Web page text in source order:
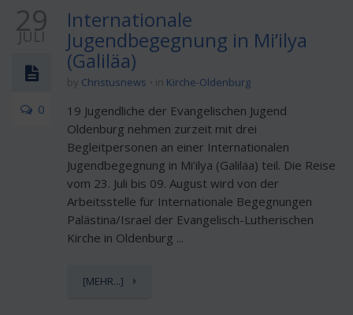
29
JULI
0
Internationale
Jugendbegegnung in Mi’ilya
(Galiläa)
by Christusnews in Kirche-Oldenburg
19 Jugendliche der Evangelischen Jugend
Oldenburg nehmen zurzeit mit drei
Begleitpersonen an einer Internationalen
Jugendbegegnung in Mi’ilya (Galiläa) teil. Die Reise
vom 23. Juli bis 09. August wird von der
Arbeitsstelle für Internationale Begegnungen
Palästina/Israel der Evangelisch-Lutherischen
Kirche in Oldenburg ...
[MEHR...]